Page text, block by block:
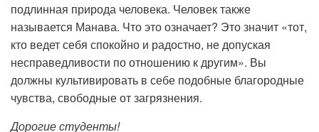
подлинная природа человека. Человек также
называется Манава. Что это означает? Это значит «тот,
кто ведет себя спокойно и радостно, не допуская
несправедливости по отношению к другим». Вы
должны культивировать в себе подобные благородные
чувства, свободные от загрязнения.
Дорогие студенты!